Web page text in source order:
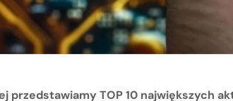
przedstawiamy TOP 10 największych